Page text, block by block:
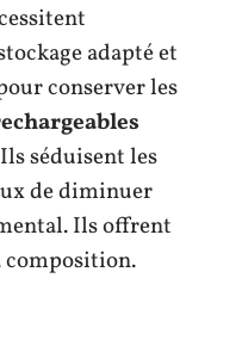
adapté et
conserver les
séduisent les
de diminuer
Ils offrent
composition.